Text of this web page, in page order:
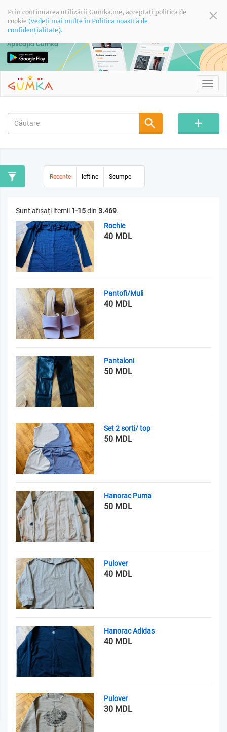
Prin continuarea utilizării Gumka.me, acceptați politica de
cookie (vedeți mai multe în Politica noastră de
confidențialitate).
Recente Ieftine Scumpe
Sunt afișați itemii 1-15din 3.469.
Rochie
40 MDL
Pantofi/Muli
40 MDL
Pantaloni
50 MDL
Set 2 sorti/ top
50 MDL
Hanorac Puma
50 MDL
Pulover
40 MDL
Hanorac Adidas
40 MDL
Pulover
30 MDL